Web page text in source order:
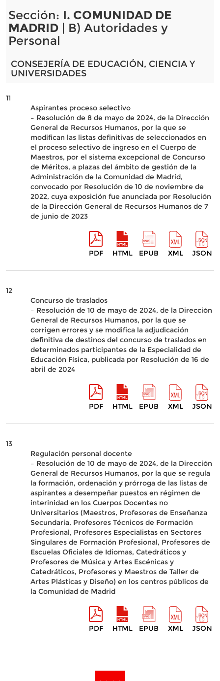
Sección: I. COMUNIDAD DE
MADRID| B) Autoridades y
Personal
CONSEJERÍA DE EDUCACIÓN, CIENCIA Y
UNIVERSIDADES
11
Aspirantes proceso selectivo
– Resolución de 8 de mayo de 2024, de la Dirección
General de Recursos Humanos, por la que se
modifican las listas definitivas de seleccionados en
el proceso selectivo de ingreso en el Cuerpo de
Maestros, por el sistema excepcional de Concurso
de Méritos, a plazas del ámbito de gestión de la
Administración de la Comunidad de Madrid,
convocado por Resolución de 10 de noviembre de
2022, cuya exposición fue anunciada por Resolución
de la Dirección General de Recursos Humanos de 7
de junio de 2023
PDF HTML EPUB XML JSON
12
Concurso de traslados
– Resolución de 10 de mayo de 2024, de la Dirección
General de Recursos Humanos, por la que se
corrigen errores y se modifica la adjudicación
definitiva de destinos del concurso de traslados en
determinados participantes de la Especialidad de
Educación Física, publicada por Resolución de 16 de
abril de 2024
PDF HTML EPUB XML JSON
13
Regulación personal docente
– Resolución de 10 de mayo de 2024, de la Dirección
General de Recursos Humanos, por la que se regula
la formación, ordenación y prórroga de las listas de
aspirantes a desempeñar puestos en régimen de
interinidad en los Cuerpos Docentes no
Universitarios (Maestros, Profesores de Enseñanza
Secundaria, Profesores Técnicos de Formación
Profesional, Profesores Especialistas en Sectores
Singulares de Formación Profesional, Profesores de
Escuelas Oficiales de Idiomas, Catedráticos y
Profesores de Música y Artes Escénicas y
Catedráticos, Profesores y Maestros de Taller de
Artes Plásticas y Diseño) en los centros públicos de
la Comunidad de Madrid
PDF HTML EPUB XML JSON